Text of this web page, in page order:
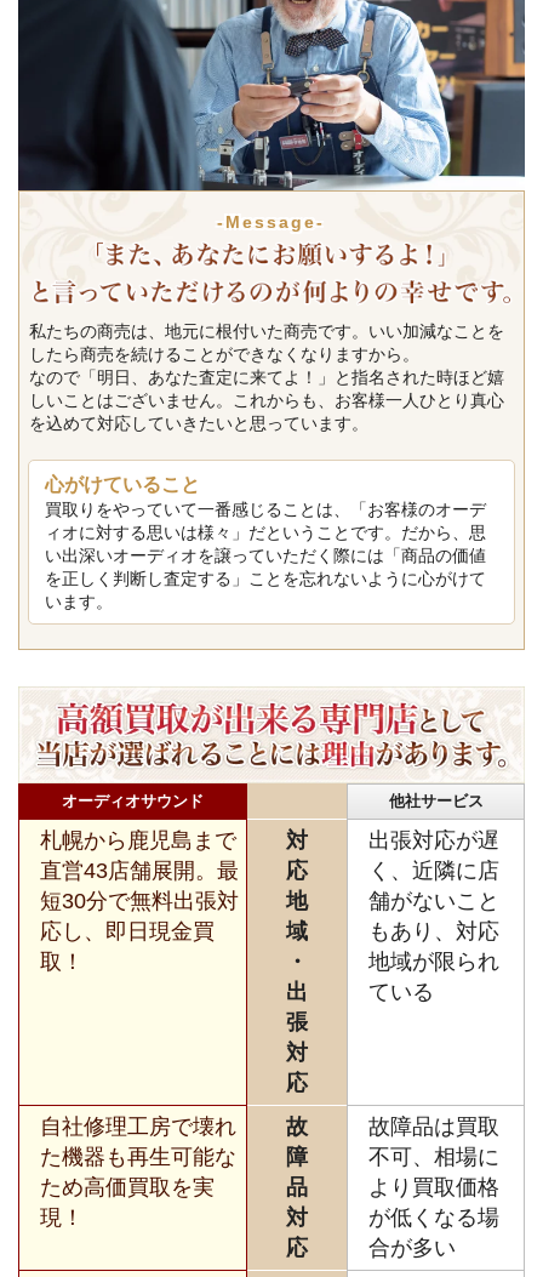
-Message-
私たちの商売は、地元に根付いた商売です。いい加減なことを
したら商売を続けることができなくなりますから。
なので「明日、あなた査定に来てよ！」と指名された時ほど嬉
しいことはございません。これからも、お客様一人ひとり真心
を込めて対応していきたいと思っています。
心がけていること
買取りをやっていて一番感じることは、「お客様のオーデ
ィオに対する思いは様々」だということです。だから、思
い出深いオーディオを譲っていただく際には「商品の価値
を正しく判断し査定する」ことを忘れないように心がけて
います。
オーディオサウンド 他社サービス
札幌から鹿児島まで
直営43店舗展開。最
短30分で無料出張対
応し、即日現金買
取！
対
応
地
域
・
出
張
対
応
出張対応が遅
く、近隣に店
舗がないこと
もあり、対応
地域が限られ
ている
自社修理工房で壊れ
た機器も再生可能な
ため高価買取を実
現！
故
障
品
対
応
故障品は買取
不可、相場に
より買取価格
が低くなる場
合が多い